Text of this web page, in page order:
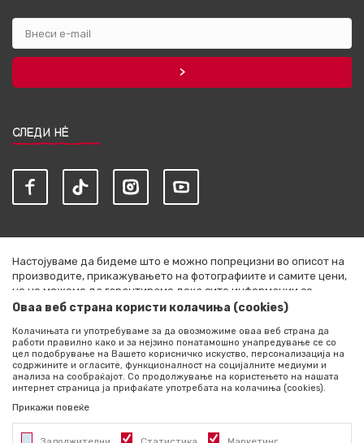
СЛЕДИ НЀ
Настојуваме да бидеме што е можно попрецизни во описот на
производите, прикажувањето на фотографиите и самите цени,
но не можеме да гарантираме дека сите информации се
комплетни и без грешки. Сите артикли прикажани на сајтот се
секој момент. Расположливоста на производите можете да ја
проверите со повик на +389 76 444 490
©2026 literatura.mk, Изработено одNB SOFT. Сите права
задржани.
Оваа веб страна користи колачиња (cookies)
Колачињата ги употребуваме за да овозможиме оваа веб страна да
работи правилно како и за нејзино понатамошно унапредување се со
цел подобрување на Вашето корисничко искуство, персонализација на
содржините и огласите, функционалност на социјалните медиуми и
анализа на сообраќајот. Со продолжување на користењето на нашата
интернет страница ја прифаќате употребата на колачиња (cookies).
Прикажи повеќе